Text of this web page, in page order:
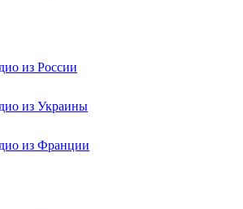
из России
из Украины
из Франции